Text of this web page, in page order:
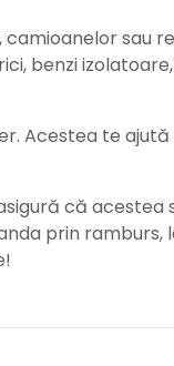
sau
benzi
Acestea te ajută
că
prin ramburs,